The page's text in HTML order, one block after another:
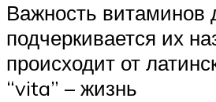
Важность витаминов
подчеркивается их
происходит от
“vita” – жизнь